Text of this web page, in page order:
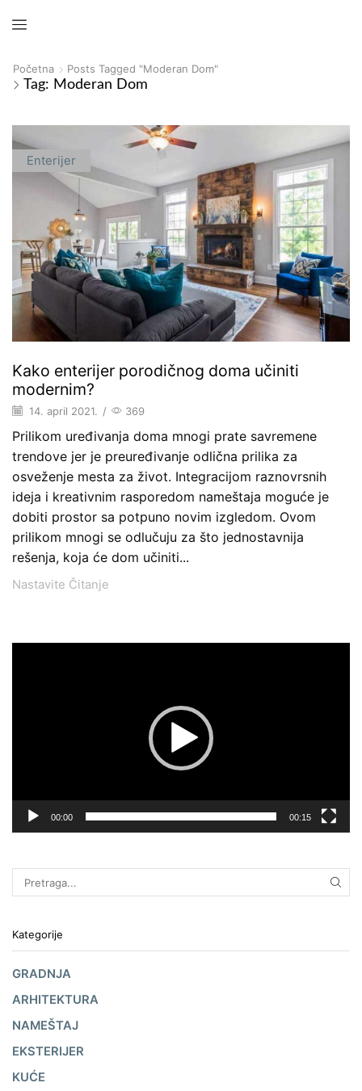
Početna Posts Tagged "moderan Dom"
Tag: Moderan Dom
Enterijer
Kako enterijer porodičnog doma učiniti
modernim?
14. april 2021. / 369
Prilikom uređivanja doma mnogi prate savremene
trendove jer je preuređivanje odlična prilika za
osveženje mesta za život. Integracijom raznovrsnih
ideja i kreativnim rasporedom nameštaja moguće je
dobiti prostor sa potpuno novim izgledom. Ovom
prilikom mnogi se odlučuju za što jednostavnija
rešenja, koja će dom učiniti...
Nastavite Čitanje
00:00 00:15
Kategorije
GRADNJA
ARHITEKTURA
NAMEŠTAJ
EKSTERIJER
KUĆE